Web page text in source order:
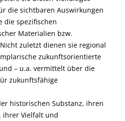
die sichtbaren Auswirkungen
die spezifischen
Materialien bzw.
zuletzt dienen sie regional
zukunftsorientierte
– u.a. vermittelt über die
zukunftsfähige
historischen Substanz, ihren
ihrer Vielfalt und